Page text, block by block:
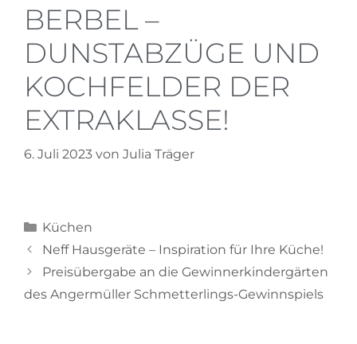
BERBEL –
DUNSTABZÜGE UND
KOCHFELDER DER
EXTRAKLASSE!
6. Juli 2023 von Julia Träger
Küchen
Neff Hausgeräte – Inspiration für Ihre Küche!
Preisübergabe an die Gewinnerkindergärten
des Angermüller Schmetterlings-Gewinnspiels